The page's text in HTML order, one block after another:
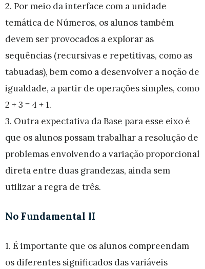
2. Por meio da interface com a unidade
temática de Números, os alunos também
devem ser provocados a explorar as
sequências (recursivas e repetitivas, como as
tabuadas), bem como a desenvolver a noção de
igualdade, a partir de operações simples, como
2 + 3 = 4 + 1.
3. Outra expectativa da Base para esse eixo é
que os alunos possam trabalhar a resolução de
problemas envolvendo a variação proporcional
direta entre duas grandezas, ainda sem
utilizar a regra de três.
No Fundamental II
1. É importante que os alunos compreendam
os diferentes significados das variáveis